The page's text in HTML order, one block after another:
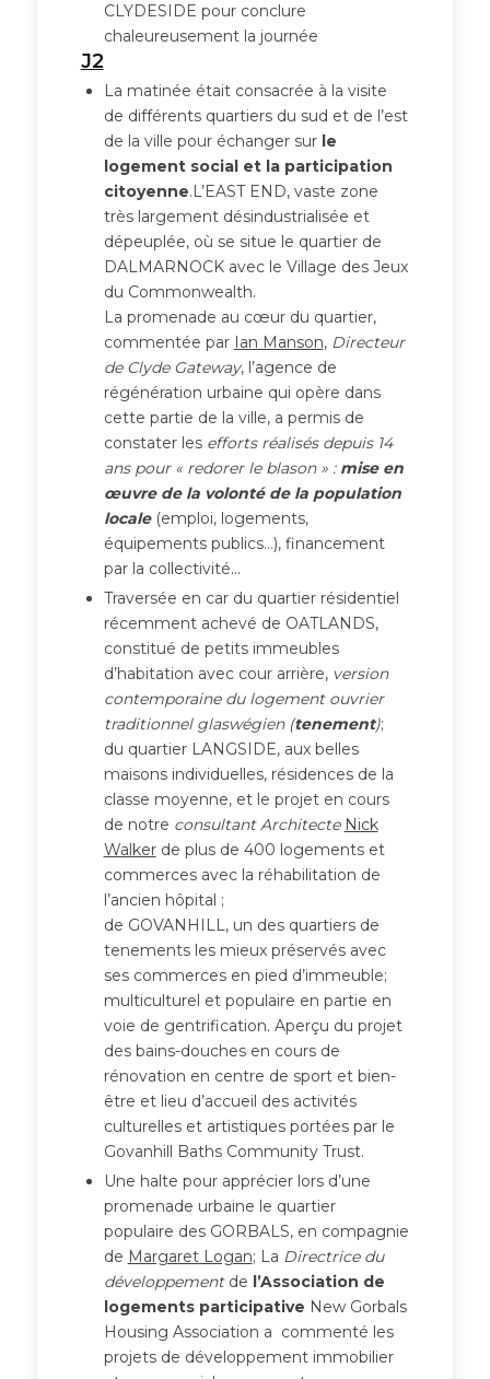
CLYDESIDE pour conclure
chaleureusement la journée
J2
La matinée était consacrée à la visite
de différents quartiers du sud et de l’est
de la ville pour échanger sur le
logement social et la participation
citoyenne.L’EAST END, vaste zone
très largement désindustrialisée et
dépeuplée, où se situe le quartier de
DALMARNOCK avec le Village des Jeux
du Commonwealth.
La promenade au cœur du quartier,
commentée par Ian Manson, Directeur
de Clyde Gateway, l’agence de
régénération urbaine qui opère dans
cette partie de la ville, a permis de
constater les efforts réalisés depuis 14
ans pour « redorer le blason » : mise en
œuvre de la volonté de la population
locale(emploi, logements,
équipements publics…), financement
par la collectivité…
Traversée en car du quartier résidentiel
récemment achevé de OATLANDS,
constitué de petits immeubles
d’habitation avec cour arrière, version
contemporaine du logement ouvrier
traditionnel glaswégien (tenement);
du quartier LANGSIDE, aux belles
maisons individuelles, résidences de la
classe moyenne, et le projet en cours
de notre consultant Architecte Nick
Walkerde plus de 400 logements et
commerces avec la réhabilitation de
l’ancien hôpital ;
de GOVANHILL, un des quartiers de
tenements les mieux préservés avec
ses commerces en pied d’immeuble;
multiculturel et populaire en partie en
voie de gentrification. Aperçu du projet
des bains-douches en cours de
rénovation en centre de sport et bien-
être et lieu d’accueil des activités
culturelles et artistiques portées par le
Govanhill Baths Community Trust.
Une halte pour apprécier lors d’une
promenade urbaine le quartier
populaire des GORBALS, en compagnie
de Margaret Logan; La Directrice du
développementde l’Association de
logements participative New Gorbals
Housing Association a commenté les
projets de développement immobilier